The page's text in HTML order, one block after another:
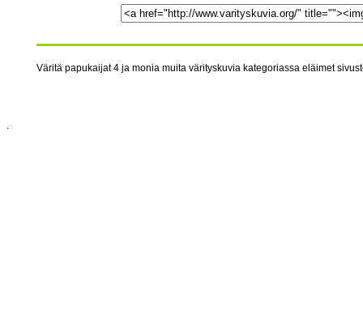
Väritä papukaijat 4 ja monia muita värityskuvia kategoriassa eläimet
.